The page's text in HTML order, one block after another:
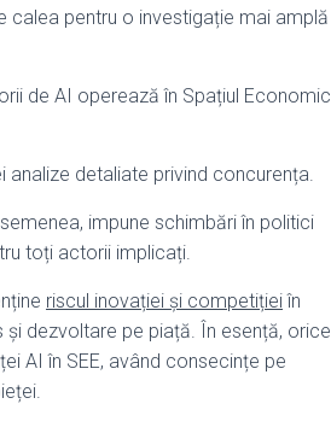
pentru o investigație mai amplă
de AI operează în Spațiul Economic
detaliate privind concurența.
impune schimbări în politici
toți actorii implicați.
riscul inovației și competițieiîn
dezvoltare pe piață. În esență, orice
AI în SEE, având consecințe pe